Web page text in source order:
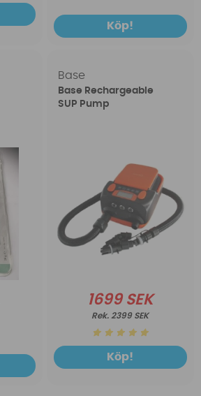
Köp!
Base
Base Rechargeable
SUP Pump
1699 SEK
2399 SEK
Köp!